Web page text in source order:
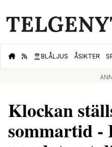
👮🏻‍♂️BLÅLJUS ÅSIKTER
Klockan
sommartid -